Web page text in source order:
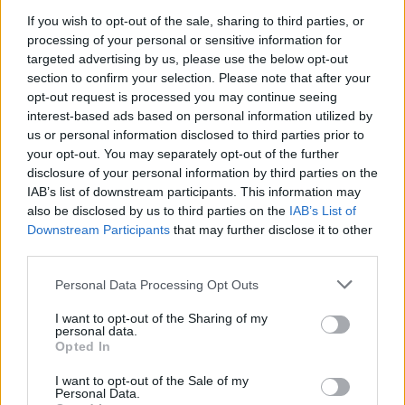
If you wish to opt-out of the sale, sharing to third parties, or
processing of your personal or sensitive information for
targeted advertising by us, please use the below opt-out
section to confirm your selection. Please note that after your
opt-out request is processed you may continue seeing
interest-based ads based on personal information utilized by
us or personal information disclosed to third parties prior to
your opt-out. You may separately opt-out of the further
disclosure of your personal information by third parties on the
IAB’s list of downstream participants. This information may
also be disclosed by us to third parties on the IAB’s List of
Downstream Participants that may further disclose it to other
Personal Data Processing Opt Outs
I want to opt-out of the Sharing of my
personal data.
Opted In
I want to opt-out of the Sale of my
Personal Data.
PIÙ INFORMAZIONI SU
asd tennistavolo parabiago
ping pong
tennistavolo
parabiago
LEGGI GLI ALTRI ARTICOLI DI
ALTO MILANESE
Selezioniamo per te
Il meglio di